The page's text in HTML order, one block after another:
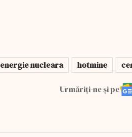
energie nucleara hotmine
Urmăriți-ne și pe